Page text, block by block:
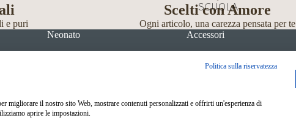
SCUOLA
e puri
Scelti con Amore
Ogni articolo, una carezza pensata per te
Neonato Accessori
Metodi di pagamento
Politica sulla riservatezza
migliorare il nostro sito Web, mostrare contenuti personalizzati e offrirti un'esperienza di
aprire le impostazioni.